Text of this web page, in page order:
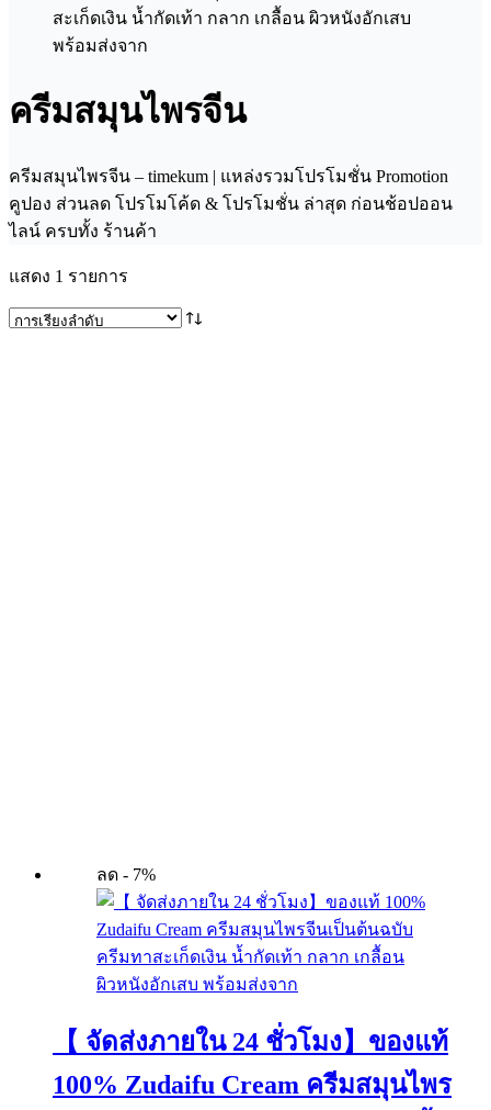
ครีมสมุนไพรจีน
ครีมสมุนไพรจีน – timekum | แหล่งรวมโปรโมชั่น Promotion
คูปอง ส่วนลด โปรโมโค้ด & โปรโมชั่น ล่าสุด ก่อนช้อปออน
ไลน์ ครบทั้ง ร้านค้า
แสดง 1 รายการ
ลด - 7%
【 จัดส่งภายใน 24 ชั่วโมง】ของแท้
100% Zudaifu Cream ครีมสมุนไพร